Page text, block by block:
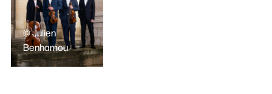
© Julien
Benhamou